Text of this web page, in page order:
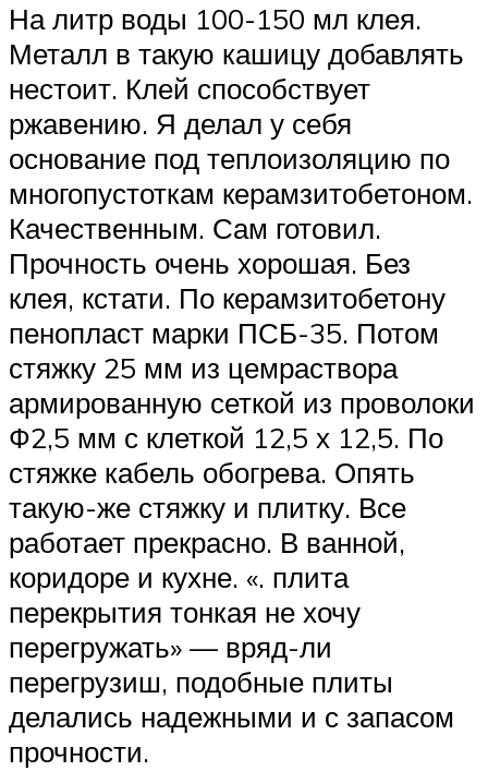
На литр воды 100-150 мл клея.
Металл в такую кашицу добавлять
нестоит. Клей способствует
ржавению. Я делал у себя
основание под теплоизоляцию по
многопустоткам керамзитобетоном.
Качественным. Сам готовил.
Прочность очень хорошая. Без
клея, кстати. По керамзитобетону
пенопласт марки ПСБ-35. Потом
стяжку 25 мм из цемраствора
армированную сеткой из проволоки
Ф2,5 мм с клеткой 12,5 х 12,5. По
стяжке кабель обогрева. Опять
такую-же стяжку и плитку. Все
работает прекрасно. В ванной,
коридоре и кухне. «. плита
перекрытия тонкая не хочу
перегружать» — вряд-ли
перегрузиш, подобные плиты
делались надежными и с запасом
прочности.